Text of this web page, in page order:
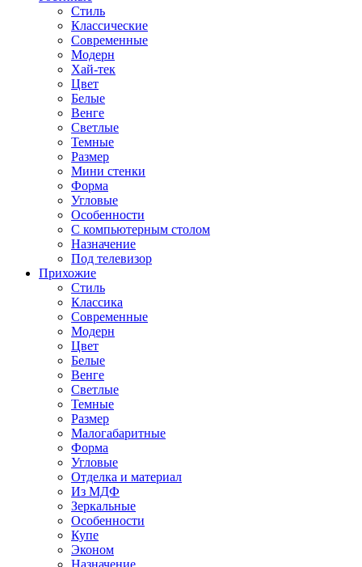
Стиль
Классические
Современные
Модерн
Хай-тек
Цвет
Белые
Венге
Светлые
Темные
Размер
Мини стенки
Форма
Угловые
Особенности
С компьютерным столом
Назначение
Под телевизор
Прихожие
Стиль
Классика
Современные
Модерн
Цвет
Белые
Венге
Светлые
Темные
Размер
Малогабаритные
Форма
Угловые
Отделка и материал
Из МДФ
Зеркальные
Особенности
Купе
Эконом
Назначение